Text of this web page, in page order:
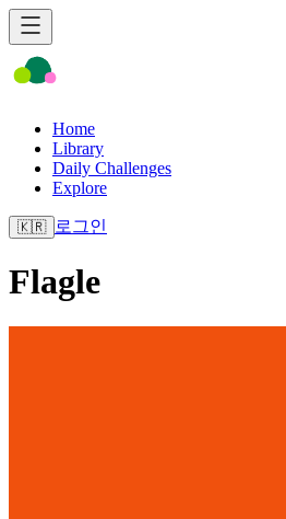
Home
Library
Daily Challenges
Explore
🇰🇷 로그인
Flagle